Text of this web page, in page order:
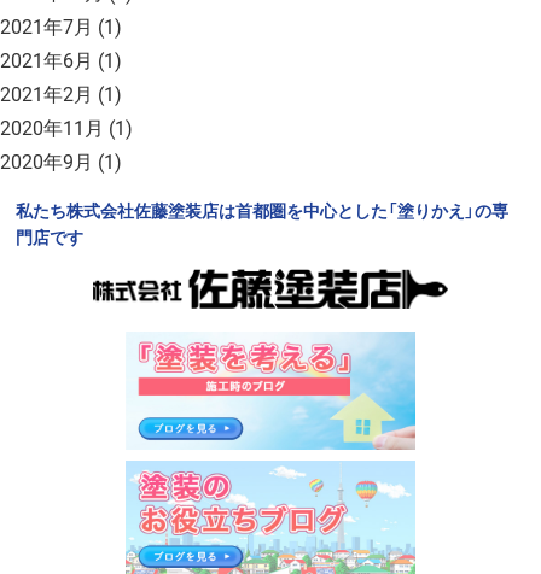
2021年7月 (1)
2021年6月 (1)
2021年2月 (1)
2020年11月 (1)
2020年9月 (1)
私たち株式会社佐藤塗装店は首都圏を中心とした「塗りかえ」の専
門店です